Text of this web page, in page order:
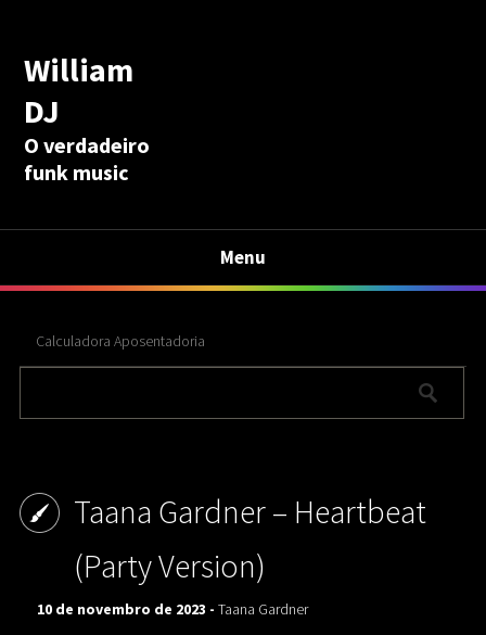
William
DJ
O verdadeiro
funk music
Menu
Calculadora Aposentadoria
Taana Gardner ‎– Heartbeat
(Party Version)
10 de novembro de 2023 -Taana Gardner